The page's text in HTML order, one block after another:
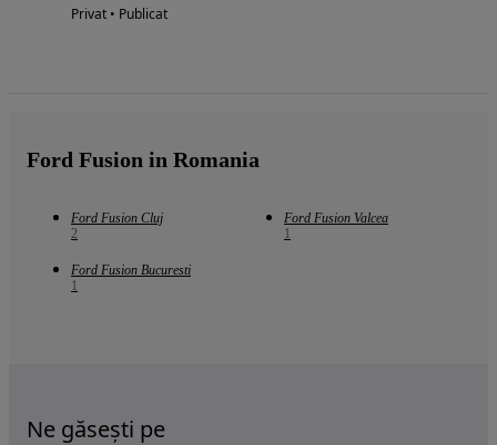
Privat • Publicat
Ford Fusion in Romania
Ford Fusion Cluj
2
Ford Fusion Valcea
1
Ford Fusion Bucuresti
1
Ne găsești pe